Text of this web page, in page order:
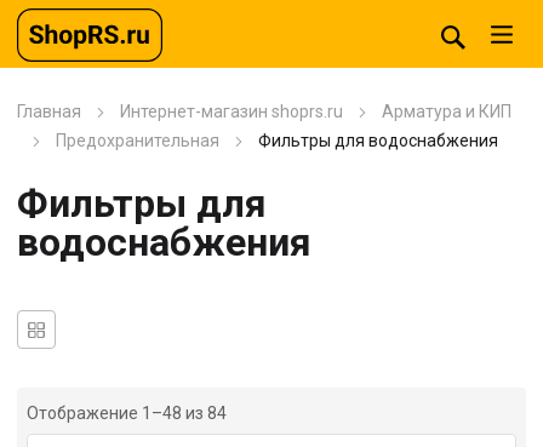
Главная Интернет-магазин shoprs.ru
Арматура и КИП
Предохранительная
Фильтры для водоснабжения
Фильтры для
водоснабжения
Отображение 1–48 из 84